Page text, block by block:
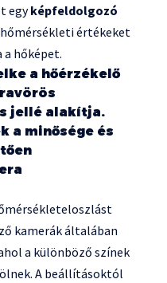
egyképfeldolgozó
értékeket
a hőképet.
a hőérzékelő
jellé alakítja.
a minősége és
kamerák általában
a különböző színek
A beállításoktól